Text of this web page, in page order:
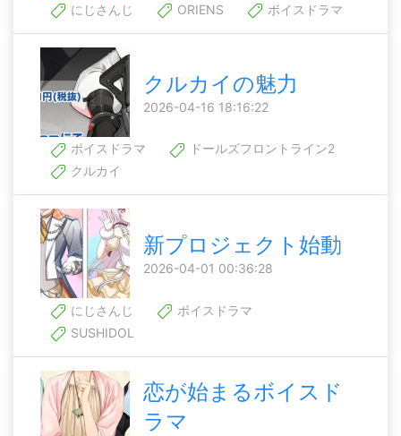
にじさんじ
ORIENS ボイスドラマ
クルカイの魅力
2026-04-16 18:16:22
ボイスドラマ
ドールズフロントライン2
クルカイ
新プロジェクト始動
2026-04-01 00:36:28
にじさんじ
ボイスドラマ
SUSHIDOL
恋が始まるボイスド
ラマ